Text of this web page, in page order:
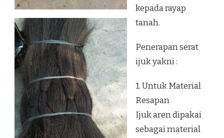
kepada rayap
tanah.
Penerapan serat
ijuk yakni :
1. Untuk Material
Resapan
Ijuk aren dipakai
sebagai material